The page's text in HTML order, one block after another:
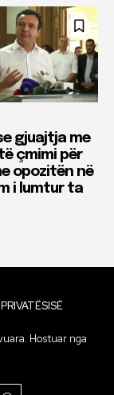
gjuajtja me
çmimi për
opozitën në
i lumtur ta
Hostuar nga